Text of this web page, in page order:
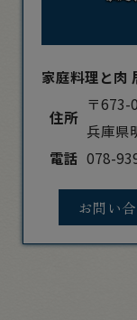
家庭料理と肉
住所
〒673-
兵庫県
電話 078-
お問い